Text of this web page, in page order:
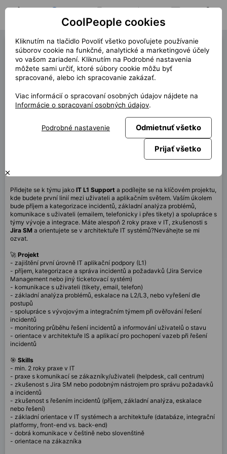
Hľadať pozíciu Moja pozícia Notifikácie
IT L1 Support (40355)
« späť
Miesto
Start (dĺžka)
9/2025 (9m+)
Home office
40%
Přidejte se k týmu jako IT L1 Support a podílejte se na klíčovém projektu,
kde budete první linií mezi uživateli a aplikačním světem. Vaším úkolem
bude příjem a kategorizace incidentů, základní analýza problémů,
komunikace s uživateli (emailem, telefonicky i přes tikety) a spolupráce s
týmy vývoje a integrace. Máte alespoň 2 roky praxe v IT, zkušenosti s
Jira SM a orientujete se v architektuře IT systémů?Neváhejte se mi
ozvat.
🚀 Projekt
- zajištění první úrovně IT aplikační podpory (L1)
- příjem, kategorizace a správa incidentů a požadavků (Jira Service
Management nebo jiný ticketovací systém)
- komunikace s uživateli (tikety, email, telefon)
- základní analýza problémů, eskalace na L2/L3, nebo vyřešení dle
postupů
- spolupráce s vývojovým a integračním týmem při ověřování řešení
incidentů
- monitoring průběhu řešení incidentů a informování uživatelů o stavu
- orientace v architektuře IS a aplikací pro pochopení vazeb při řešení
incidentů
🎯 Skills
- min. 2 roky praxe v IT
- praxe s komunikací se zákazníky/uživateli (helpdesk, call centrum)
- zkušenost s Jira SM nebo podobným nástrojem pro správu požadavků
a incidentů
- zkušenost s řešením incidentů (příjem, základní analýza, eskalace
nebo řešení)
- základní orientace v IT systémech a architektuře (databáze, integrační
platformy, front-end vs. back-end)
- dobrá komunikace v češtině nebo slovenštině
- orientace na zákazníka
CoolPeople cookies
Kliknutím na tlačidlo Povoliť všetko povoľujete používanie
súborov cookie na funkčné, analytické a marketingové účely
vo vašom zariadení. Kliknutím na Podrobné nastavenia
môžete sami určiť, ktoré súbory cookie môžu byť
spracované, alebo ich spracovanie zakázať.
Viac informácií o spracovaní osobných údajov nájdete na
Informácie o spracovaní osobných údajov.
Podrobné nastavenie Odmietnuť všetko
Prijať všetko